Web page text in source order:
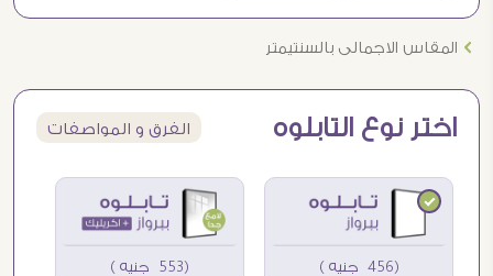
Ö المقاس الاجمالى بالسنتيمتر
اختر نوع التابلوه الفرق و المواصفات
(456 جنيه ) (553 جنيه )